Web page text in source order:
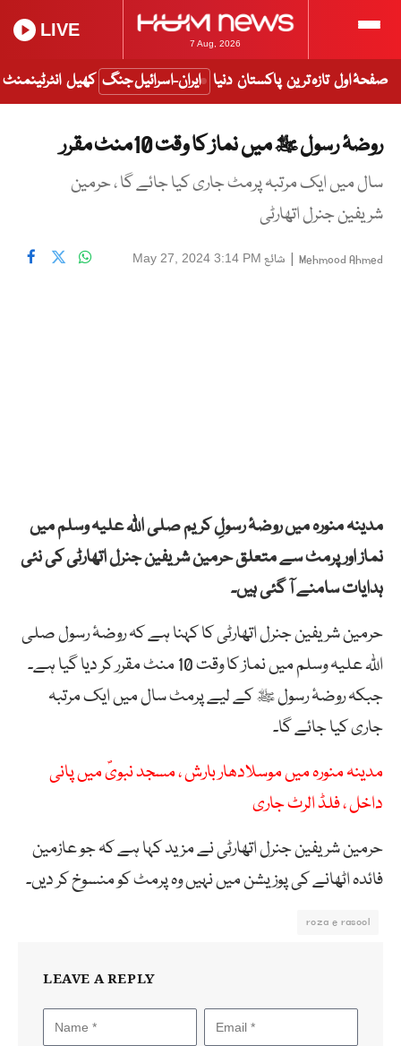
7 Aug, 2026
LIVE
صفحۂ اول تازہ ترین پاکستان دنیا ایران-اسرائیل جنگ کھیل انٹرٹینمنٹ
روضۂ رسول ﷺ میں نماز کا وقت 10منٹ مقرر
سال میں ایک مرتبہ پرمٹ جاری کیا جائے گا ، حرمین
شریفین جنرل اتھارٹی
Mehmood Ahmed
| شائع May 27, 2024 3:14 PM
مدینہ منورہ میں روضۂ رسولِ کریم صلی اللّٰہ علیہ وسلم میں
نماز اور پرمٹ سے متعلق حرمین شریفین جنرل اتھارٹی کی نئی
ہدایات سامنے آ گئی ہیں۔
حرمین شریفین جنرل اتھارٹی کا کہنا ہے کہ روضۂ رسول صلی
اللّٰہ علیہ وسلم میں نماز کا وقت 10 منٹ مقرر کر دیا گیا ہے۔
جبکہ روضۂ رسول ﷺ کے لیے پرمٹ سال میں ایک مرتبہ
جاری کیا جائے گا۔
مدینہ منورہ میں موسلادھار بارش ، مسجد نبویؐ میں پانی
داخل ، فلڈ الرٹ جاری
حرمین شریفین جنرل اتھارٹی نے مزید کہا ہے کہ جو عازمین
فائدہ اٹھانے کی پوزیشن میں نہیں وہ پرمٹ کو منسوخ کر دیں۔
roza e rasool
LEAVE A REPLY